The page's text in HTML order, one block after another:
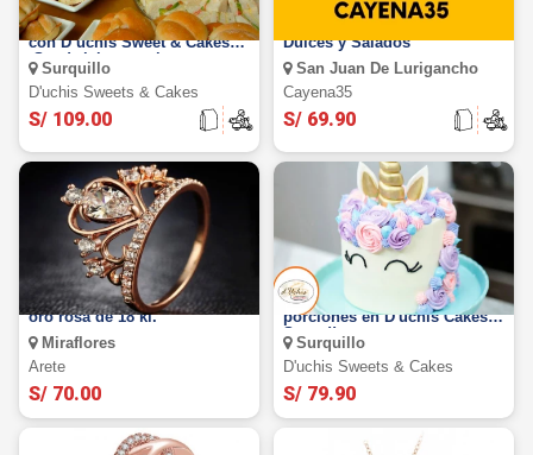
Bocaditos Dulces o Salados
con D’uchis Sweet & Cakes
¡Sandwichs, tartaletas,
alfajores y más!
Surquillo
D'uchis Sweets & Cakes
S/ 109.00
50, 100,200 y 300 Bocaditos
Dulces y Salados
San Juan De Lurigancho
Cayena35
S/ 69.90
Anillo "Mi Reina", bañado en
oro rosa de 18 kl.
Miraflores
Arete
S/ 70.00
Torta temática de 20, 30 y 50
porciones en D'uchis Cakes &
Sweet!!
Surquillo
D'uchis Sweets & Cakes
S/ 79.90